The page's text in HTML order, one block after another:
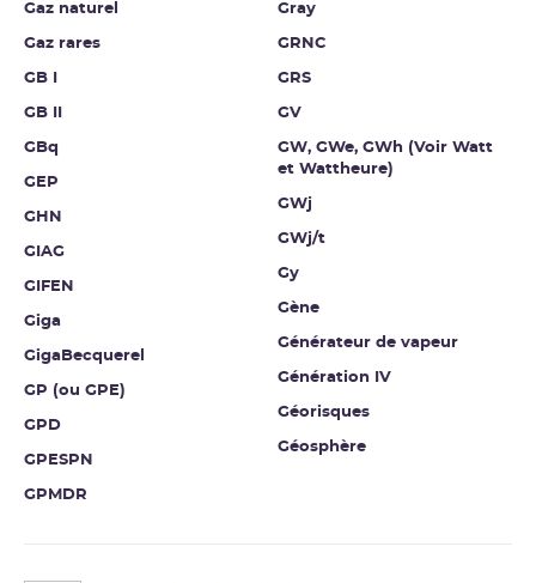
Gaz naturel
Gaz rares
GB I
GB II
GBq
GEP
GHN
GIAG
GIFEN
Giga
GigaBecquerel
GP (ou GPE)
GPD
GPESPN
GPMDR
Gray
GRNC
GRS
GV
GW, GWe, GWh (Voir Watt
et Wattheure)
GWj
GWj/t
Gy
Gène
Générateur de vapeur
Génération IV
Géorisques
Géosphère